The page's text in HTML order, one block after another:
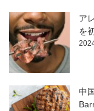
ア
を
中